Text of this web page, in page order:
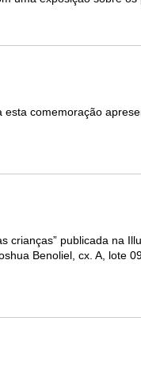
comemoração
publicada na
Benoliel, cx. A, lote